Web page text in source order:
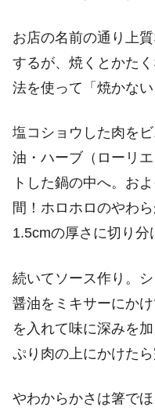
お店の名前の通り上
するが、焼くとかた
法を使って「焼かな
塩コショウした肉を
油・ハーブ（ローリ
トした鍋の中へ。お
間！ホロホロのやわ
1.5cmの厚さに切り分
続いてソース作り。
醤油をミキサーにか
を入れて味に深みを
ぷり肉の上にかけたら
やわからかさは箸で